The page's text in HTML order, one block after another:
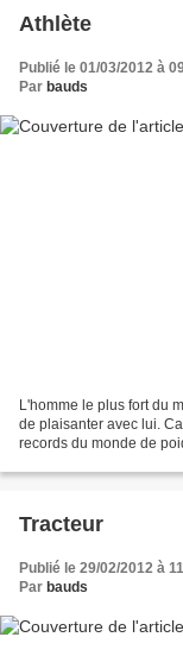
Athlète
Publié le 01/03/2012 à
Par bauds
L'homme le plus fort du
de plaisanter avec lui.
records du monde de
Tracteur
Publié le 29/02/2012 à
Par bauds